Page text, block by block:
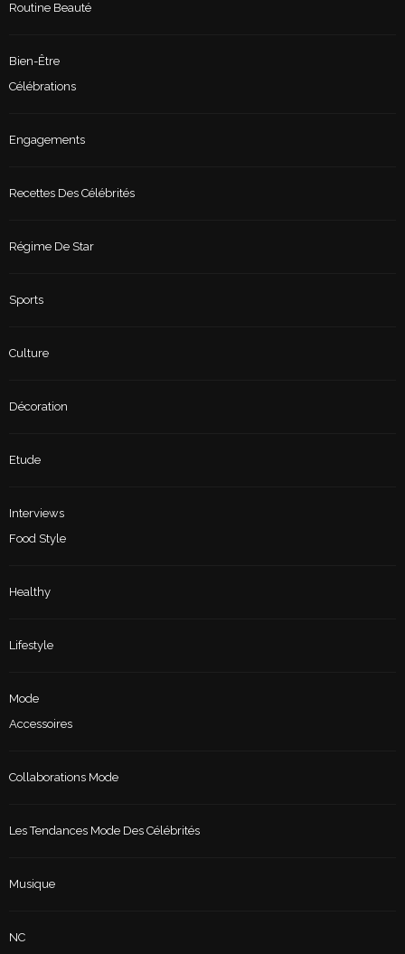
Routine Beauté
Bien-Être
Célébrations
Engagements
Recettes Des Célébrités
Régime De Star
Sports
Culture
Décoration
Etude
Interviews
Food Style
Healthy
Lifestyle
Mode
Accessoires
Collaborations Mode
Les Tendances Mode Des Célébrités
Musique
NC